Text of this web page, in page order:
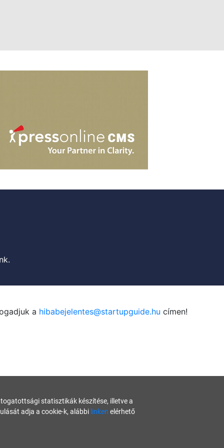
a hibabejelentes@startupguide.hu címen!
statisztikák készítése, illetve a
adja a cookie-k, alábbi linken elérhető